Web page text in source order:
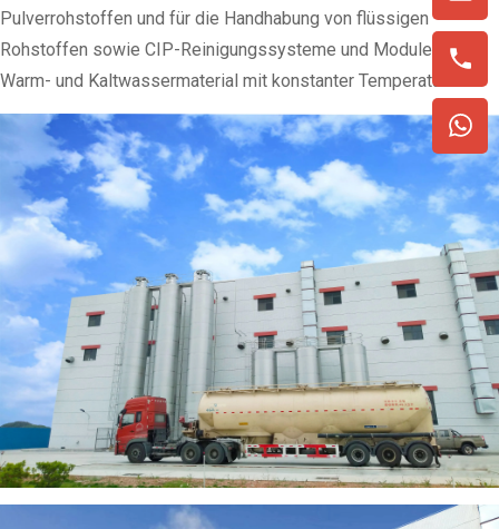
Pulverrohstoffen und für die Handhabung von flüssigen
Rohstoffen sowie CIP-Reinigungssysteme und Module für
Warm- und Kaltwassermaterial mit konstanter Temperatur.